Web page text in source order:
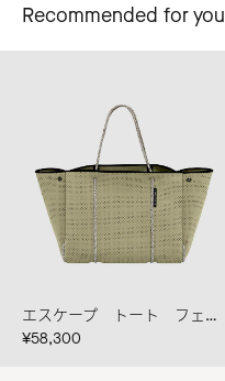
Recommended for you
エスケープ トート フェネル
¥58,300